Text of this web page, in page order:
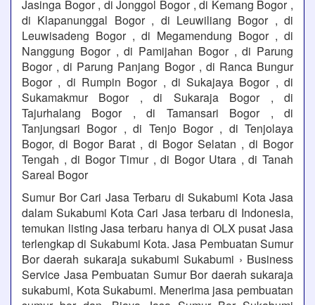
Jasinga Bogor , di Jonggol Bogor , di Kemang Bogor ,
di Klapanunggal Bogor , di Leuwiliang Bogor , di
Leuwisadeng Bogor , di Megamendung Bogor , di
Nanggung Bogor , di Pamijahan Bogor , di Parung
Bogor , di Parung Panjang Bogor , di Ranca Bungur
Bogor , di Rumpin Bogor , di Sukajaya Bogor , di
Sukamakmur Bogor , di Sukaraja Bogor , di
Tajurhalang Bogor , di Tamansari Bogor , di
Tanjungsari Bogor , di Tenjo Bogor , di Tenjolaya
Bogor, di Bogor Barat , di Bogor Selatan , di Bogor
Tengah , di Bogor Timur , di Bogor Utara , di Tanah
Sareal Bogor
Sumur Bor Cari Jasa Terbaru di Sukabumi Kota Jasa
dalam Sukabumi Kota Cari Jasa terbaru di Indonesia,
temukan listing Jasa terbaru hanya di OLX pusat Jasa
terlengkap di Sukabumi Kota. Jasa Pembuatan Sumur
Bor daerah sukaraja sukabumi Sukabumi › Business
Service Jasa Pembuatan Sumur Bor daerah sukaraja
sukabumi, Kota Sukabumi. Menerima jasa pembuatan